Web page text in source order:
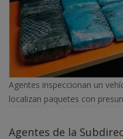
Agentes inspeccionan un
localizan paquetes con
Agentes de la